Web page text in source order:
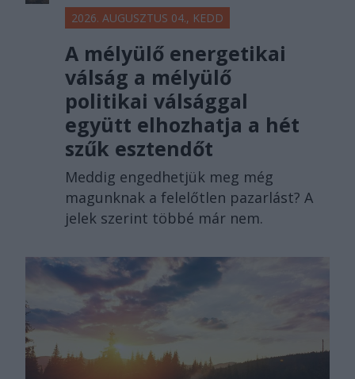
2026. AUGUSZTUS 04., KEDD
A mélyülő energetikai
válság a mélyülő
politikai válsággal
együtt elhozhatja a hét
szűk esztendőt
Meddig engedhetjük meg még
magunknak a felelőtlen pazarlást? A
jelek szerint többé már nem.